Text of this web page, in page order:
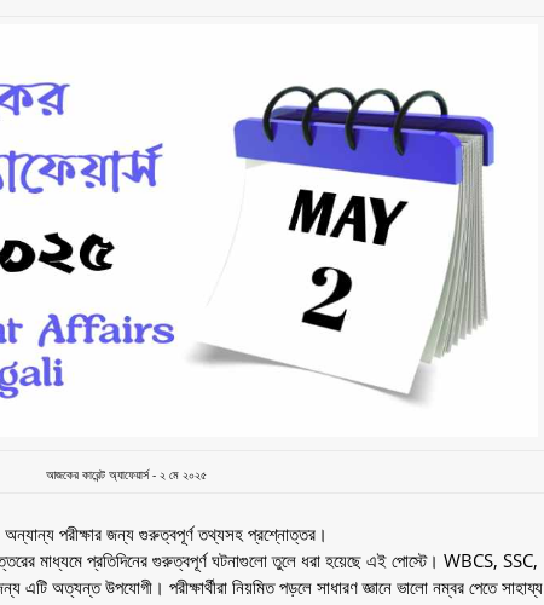
আজকের কারেন্ট অ্যাফেয়ার্স - ২ মে ২০২৫
পরীক্ষার জন্য গুরুত্বপূর্ণ তথ্যসহ প্রশ্নোত্তর।
মাধ্যমে প্রতিদিনের গুরুত্বপূর্ণ ঘটনাগুলো তুলে ধরা হয়েছে এই পোস্টে। WBCS, SSC,
অত্যন্ত উপযোগী। পরীক্ষার্থীরা নিয়মিত পড়লে সাধারণ জ্ঞানে ভালো নম্বর পেতে সাহায্য